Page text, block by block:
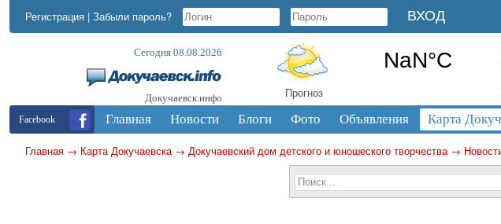
Регистрация | Забыли пароль?
Сегодня 08.08.2026
Докучаевск.инфо Прогноз
Facebook Главная Новости Блоги Фото Объявления Карта
Главная → Карта Докучаевска→ Докучаевский дом детского и юношеского творчества→